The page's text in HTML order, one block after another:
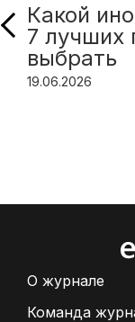
Какой
7 лучших
выбрать
19.06.2026
О журнале
Команда